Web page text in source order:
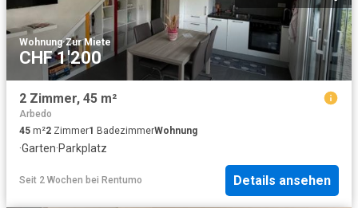
Wohnung·Zur Miete
CHF 1'200
2 Zimmer, 45 m²
Arbedo
45 m²2 Zimmer1 BadezimmerWohnung
·Garten·Parkplatz
Seit 2 Wochen bei Rentumo Details ansehen